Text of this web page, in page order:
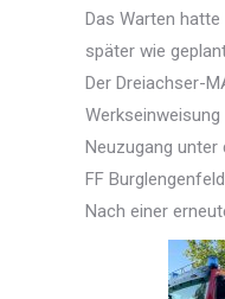
Das Warten
später wie
Der Dreiachser-
Neuzugang
FF
Nach einer